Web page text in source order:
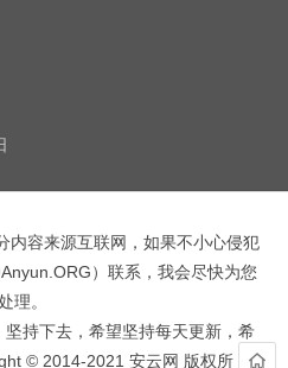
内容来源互联网，如果不小心侵犯
）联系，我会尽快为您
理。
持下去，希望坚持每天更新，希
© 2014-2021 安云网 版权所